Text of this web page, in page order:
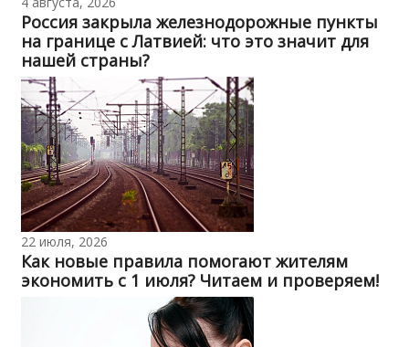
Россия закрыла железнодорожные пункты
на границе с Латвией: что это значит для
нашей страны?
22 июля, 2026
Как новые правила помогают жителям
экономить с 1 июля? Читаем и проверяем!